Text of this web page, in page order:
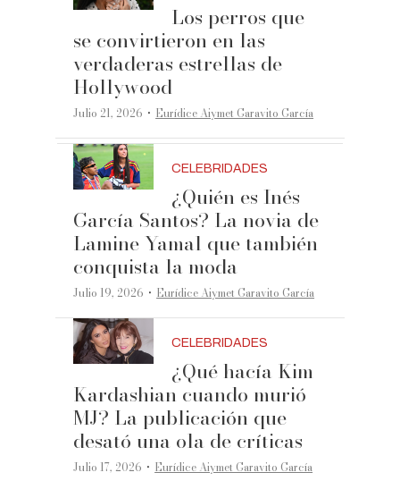
Los perros que
se convirtieron en las
verdaderas estrellas de
Hollywood
Julio 21, 2026 ·Eurídice Aiymet Garavito García
CELEBRIDADES
¿Quién es Inés
García Santos? La novia de
Lamine Yamal que también
conquista la moda
Julio 19, 2026 ·Eurídice Aiymet Garavito García
CELEBRIDADES
¿Qué hacía Kim
Kardashian cuando murió
MJ? La publicación que
desató una ola de críticas
Julio 17, 2026 ·Eurídice Aiymet Garavito García